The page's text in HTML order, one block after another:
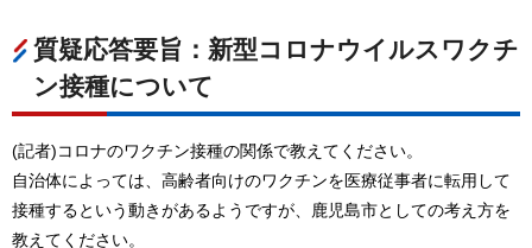
質疑応答要旨：新型コロナウイルスワクチ
ン接種について
(記者)コロナのワクチン接種の関係で教えてください。
自治体によっては、高齢者向けのワクチンを医療従事者に転用して
接種するという動きがあるようですが、鹿児島市としての考え方を
教えてください。